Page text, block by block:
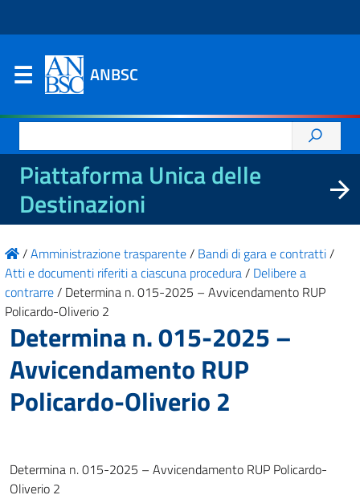
ANBSC
per:
Piattaforma Unica delle
Destinazioni
/Amministrazione trasparente/ Bandi di gara e contratti/
Atti e documenti riferiti a ciascuna procedura/ Delibere a
contrarre/ Determina n. 015-2025 – Avvicendamento RUP
Policardo-Oliverio 2
Determina n. 015-2025 –
Avvicendamento RUP
Policardo-Oliverio 2
Determina n. 015-2025 – Avvicendamento RUP Policardo-
Oliverio 2